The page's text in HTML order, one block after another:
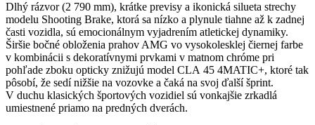
Dlhý rázvor (2 790 mm), krátke previsy a ikonická silueta strechy
modelu Shooting Brake, ktorá sa nízko a plynule tiahne až k zadnej
časti vozidla, sú emocionálnym vyjadrením atletickej dynamiky.
Širšie bočné obloženia prahov AMG vo vysokolesklej čiernej farbe
v kombinácii s dekoratívnymi prvkami v matnom chróme pri
pohľade zboku opticky znižujú model CLA 45 4MATIC+, ktoré tak
pôsobí, že sedí nižšie na vozovke a čaká na svoj ďalší šprint.
V duchu klasických športových vozidiel sú vonkajšie zrkadlá
umiestnené priamo na predných dverách.